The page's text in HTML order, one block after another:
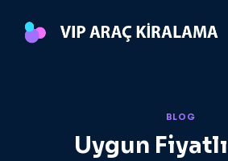
BLOG
Uygun